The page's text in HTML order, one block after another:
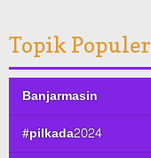
Topik Populer
Banjarmasin
#pilkada2024